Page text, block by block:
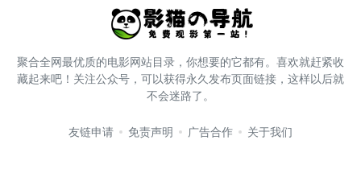
聚合全网最优质的电影网站目录，你想要的它都有。喜欢就赶紧收
藏起来吧！关注公众号，可以获得永久发布页面链接，这样以后就
不会迷路了。
友链申请 免责声明 广告合作 关于我们